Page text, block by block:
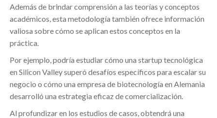
Además de brindar comprensión a las teorías y conceptos
académicos, esta metodología también ofrece información
valiosa sobre cómo se aplican estos conceptos en la
práctica.
Por ejemplo, podría estudiar cómo una startup tecnológica
en Silicon Valley superó desafíos específicos para escalar su
negocio o cómo una empresa de biotecnología en Alemania
desarrolló una estrategia eficaz de comercialización.
Al profundizar en los estudios de casos, obtendrá una